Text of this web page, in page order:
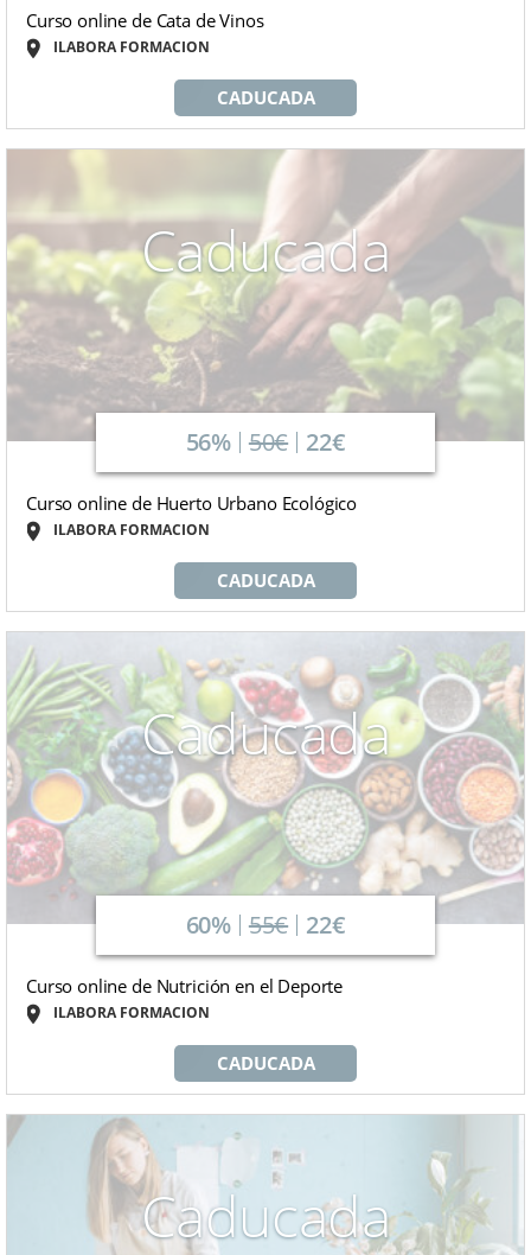
Curso online de Cata de Vinos
ILABORA FORMACION
CADUCADA
Caducada
56% 50€ 22€
Curso online de Huerto Urbano Ecológico
ILABORA FORMACION
CADUCADA
Caducada
60% 55€ 22€
Curso online de Nutrición en el Deporte
ILABORA FORMACION
CADUCADA
Caducada